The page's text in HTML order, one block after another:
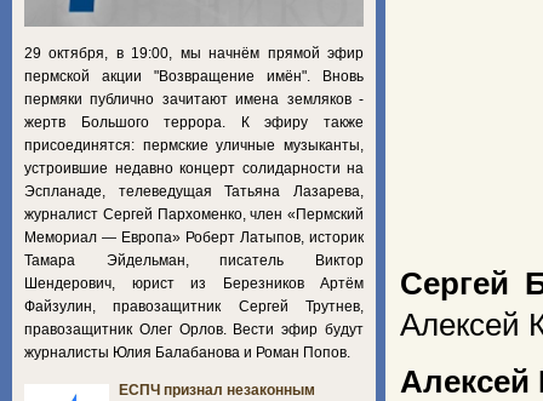
Сергей
Алексей
Алексей
29 октября, в 19:00, мы начнём прямой эфир
пермской акции "Возвращение имён". Вновь
пермяки публично зачитают имена земляков -
жертв Большого террора. К эфиру также
присоединятся: пермские уличные музыканты,
устроившие недавно концерт солидарности на
Эспланаде, телеведущая Татьяна Лазарева,
журналист Сергей Пархоменко, член «Пермский
Мемориал — Европа» Роберт Латыпов, историк
Тамара Эйдельман, писатель Виктор
Шендерович, юрист из Березников Артём
Файзулин, правозащитник Сергей Трутнев,
правозащитник Олег Орлов. Вести эфир будут
журналисты Юлия Балабанова и Роман Попов.
ЕСПЧ признал незаконным